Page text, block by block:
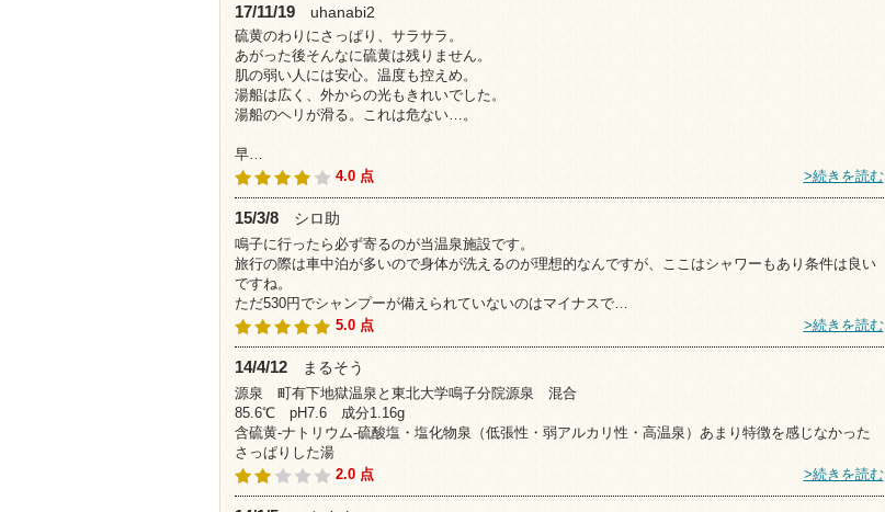
17/11/19 uhanabi2
硫黄のわりにさっぱり、サラサラ。
あがった後そんなに硫黄は残りません。
肌の弱い人には安心。温度も控えめ。
湯船は広く、外からの光もきれいでした。
湯船のヘリが滑る。これは危ない…。
早…
4.0 点
>続きを読む
15/3/8 シロ助
鳴子に行ったら必ず寄るのが当温泉施設です。
旅行の際は車中泊が多いので身体が洗えるのが理想的なんですが、ここはシャワーもあり条件は良い
ですね。
ただ530円でシャンプーが備えられていないのはマイナスで…
5.0 点
>続きを読む
14/4/12 まるそう
源泉 町有下地獄温泉と東北大学鳴子分院源泉 混合
85.6℃ pH7.6 成分1.16g
含硫黄-ナトリウム-硫酸塩・塩化物泉（低張性・弱アルカリ性・高温泉）あまり特徴を感じなかった
さっぱりした湯
2.0 点
>続きを読む